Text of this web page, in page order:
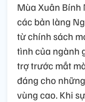
Mùa Xuân Bính
các bản làng
từ chính sách
tình của ngành
trợ trước mắt
đáng cho
vùng cao. Khi